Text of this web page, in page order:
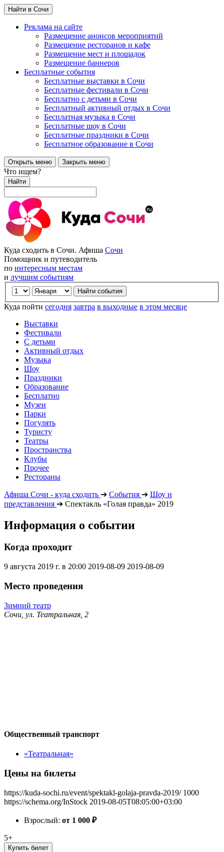
Найти в Сочи
Реклама на сайте
Размещение анонсов мероприятий
Размещение ресторанов и кафе
Размещение мест и площадок
Размещение баннеров
Бесплатные события
Бесплатные выставки в Сочи
Бесплатные фестивали в Сочи
Бесплатно с детьми в Сочи
Бесплатный активный отдых в Сочи
Бесплатная музыка в Сочи
Бесплатные шоу в Сочи
Бесплатные праздники в Сочи
Бесплатное образование в Сочи
Открыть меню Закрыть меню
Что ищем?
Найти
Куда сходить в Сочи. Афиша Сочи
Помощник и путеводитель
по интересным местам
и лучшим событиям
Куда пойти сегодня завтра в выходные в этом месяце
Выставки
Фестивали
С детьми
Активный отдых
Музыка
Шоу
Праздники
Образование
Бесплатно
Музеи
Парки
Погулять
Туристу
Театры
Пространства
Клубы
Прочее
Рестораны
Афиша Сочи - куда сходить ➔ События ➔ Шоу и
представления ➔ Спектакль «Голая правда» 2019
Информация о событии
Когда проходит
9 августа 2019 г. в 20:00 2019-08-09 2019-08-09
Место проведения
Зимний театр
Сочи, ул. Театральная, 2
Общественный транспорт
«Театральная»
Цены на билеты
https://kuda-sochi.ru/event/spektakl-golaja-pravda-2019/ 1000
https://schema.org/InStock 2019-08-05T08:05:00+03:00
Взрослый: от 1 000 ₽
5+
Купить билет